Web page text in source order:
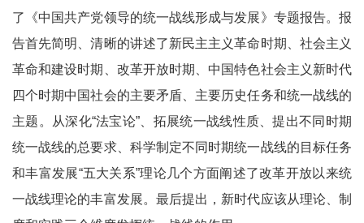
了《中国共产党领导的统一战线形成与发展》专题报告。报
告首先简明、清晰的讲述了新民主主义革命时期、社会主义
革命和建设时期、改革开放时期、中国特色社会主义新时代
四个时期中国社会的主要矛盾、主要历史任务和统一战线的
主题。从深化“法宝论”、拓展统一战线性质、提出不同时期
统一战线的总要求、科学制定不同时期统一战线的目标任务
和丰富发展“五大关系”理论几个方面阐述了改革开放以来统
一战线理论的丰富发展。最后提出，新时代应该从理论、制